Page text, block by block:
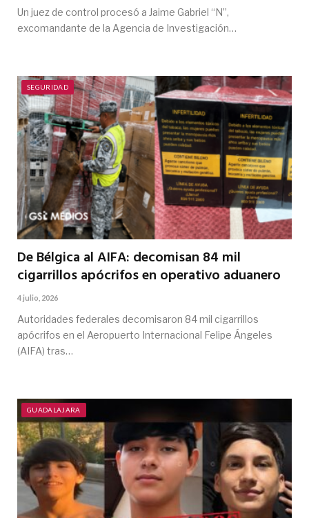
Un juez de control procesó a Jaime Gabriel “N”,
excomandante de la Agencia de Investigación…
SEGURIDAD
De Bélgica al AIFA: decomisan 84 mil
cigarrillos apócrifos en operativo aduanero
4 julio, 2026
Autoridades federales decomisaron 84 mil cigarrillos
apócrifos en el Aeropuerto Internacional Felipe Ángeles
(AIFA) tras…
GUADALAJARA